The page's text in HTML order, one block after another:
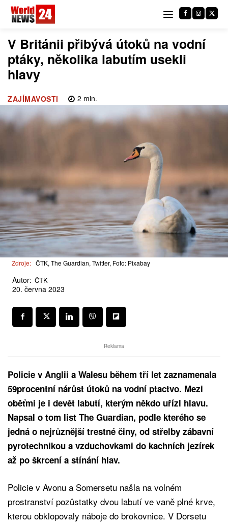
V Británii přibývá útoků na vodní
ptáky, několika labutím usekli
hlavy
ZAJÍMAVOSTI 2 min.
Zdroje: ČTK, The Guardian, Twitter, Foto: Pixabay
Autor: ČTK
20. června 2023
Reklama
Policie v Anglii a Walesu během tří let zaznamenala
59procentní nárůst útoků na vodní ptactvo. Mezi
oběťmi je i devět labutí, kterým někdo uřízl hlavu.
Napsal o tom list The Guardian, podle kterého se
jedná o nejrůznější trestné činy, od střelby zábavní
pyrotechnikou a vzduchovkami do kachních jezírek
až po škrcení a stínání hlav.
Policie v Avonu a Somersetu našla na volném
prostranství pozůstatky dvou labutí ve vaně plné krve,
kterou obklopovaly náboje do brokovnice. V Dorsetu